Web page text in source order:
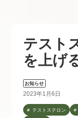
テスト
を上げ
お知らせ
2023年1月6日
テストステロン